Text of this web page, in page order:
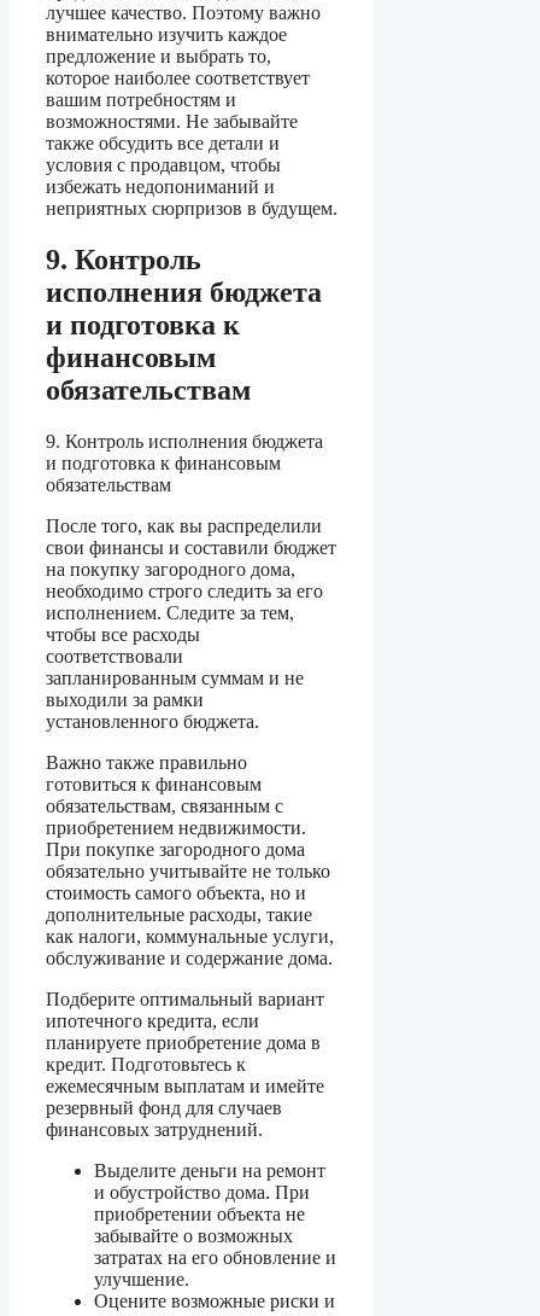
лучшее качество. Поэтому важно
внимательно изучить каждое
предложение и выбрать то,
которое наиболее соответствует
вашим потребностям и
возможностями. Не забывайте
также обсудить все детали и
условия с продавцом, чтобы
избежать недопониманий и
неприятных сюрпризов в будущем.
9. Контроль
исполнения бюджета
и подготовка к
финансовым
обязательствам
9. Контроль исполнения бюджета
и подготовка к финансовым
обязательствам
После того, как вы распределили
свои финансы и составили бюджет
на покупку загородного дома,
необходимо строго следить за его
исполнением. Следите за тем,
чтобы все расходы
соответствовали
запланированным суммам и не
выходили за рамки
установленного бюджета.
Важно также правильно
готовиться к финансовым
обязательствам, связанным с
приобретением недвижимости.
При покупке загородного дома
обязательно учитывайте не только
стоимость самого объекта, но и
дополнительные расходы, такие
как налоги, коммунальные услуги,
обслуживание и содержание дома.
Подберите оптимальный вариант
ипотечного кредита, если
планируете приобретение дома в
кредит. Подготовьтесь к
ежемесячным выплатам и имейте
резервный фонд для случаев
финансовых затруднений.
Выделите деньги на ремонт
и обустройство дома. При
приобретении объекта не
забывайте о возможных
затратах на его обновление и
улучшение.
Оцените возможные риски и